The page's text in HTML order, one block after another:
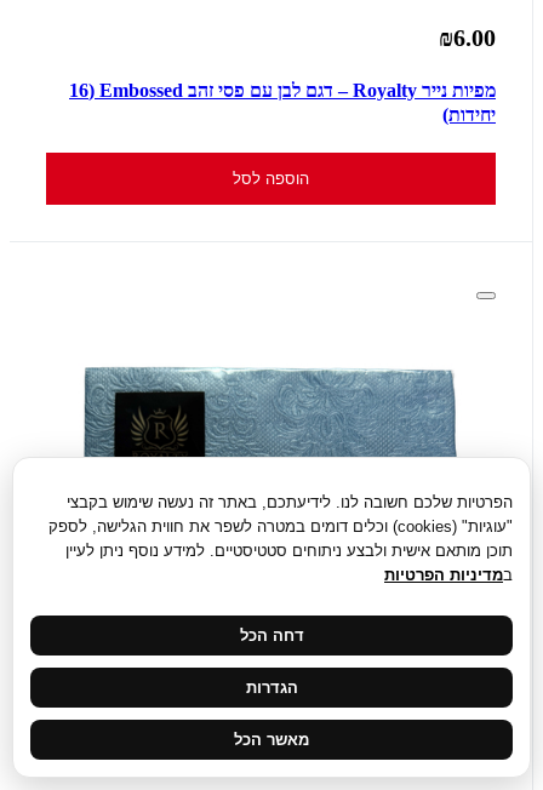
₪6.00
מפיות נייר Royalty – דגם לבן עם פסי זהב Embossed (16
יחידות)
הוספה לסל
הפרטיות שלכם חשובה לנו. לידיעתכם, באתר זה נעשה שימוש בקבצי
"עוגיות" (cookies) וכלים דומים במטרה לשפר את חווית הגלישה, לספק
תוכן מותאם אישית ולבצע ניתוחים סטטיסטיים. למידע נוסף ניתן לעיין
במדיניות הפרטיות
דחה הכל
הגדרות
מאשר הכל